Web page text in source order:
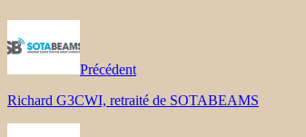
Précédent
Richard G3CWI, retraité de SOTABEAMS